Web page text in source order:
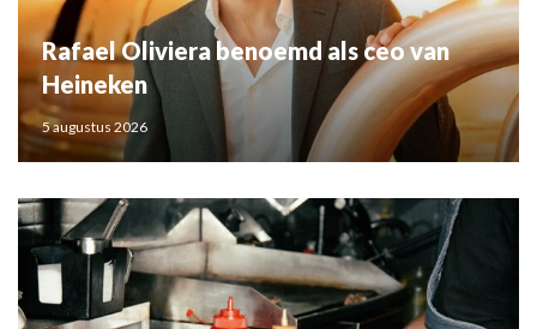
Rafael Oliviera benoemd als ceo van
Heineken
5 augustus 2026